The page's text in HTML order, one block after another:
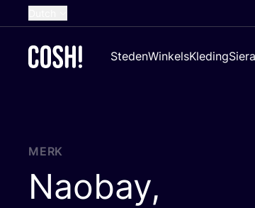
French
Croatian
StedenWinkelsKleding
MERK
Naobay,